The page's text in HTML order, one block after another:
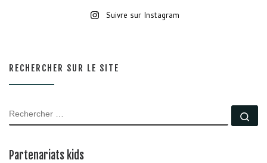
Suivre sur Instagram
RECHERCHER SUR LE SITE
RECHERCHER
Partenariats kids